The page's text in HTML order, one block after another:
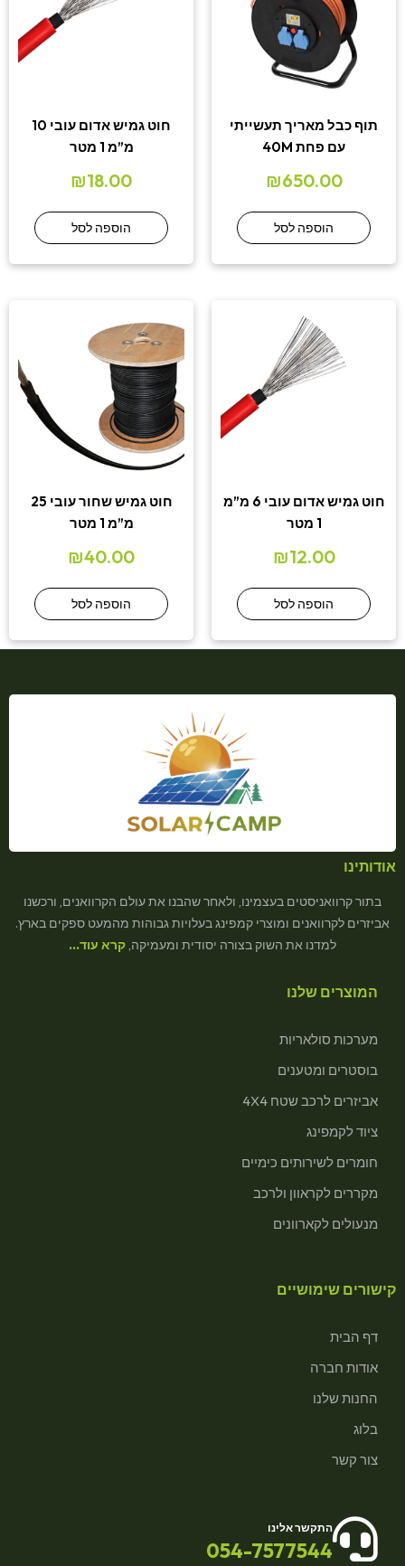
תוף כבל מאריך תעשייתי
עם פחת 40M
₪650.00
הוספה לסל
חוט גמיש אדום עובי 10
מ”מ 1 מטר
₪18.00
הוספה לסל
חוט גמיש אדום עובי 6 מ”מ
1 מטר
₪12.00
הוספה לסל
חוט גמיש שחור עובי 25
מ”מ 1 מטר
₪40.00
הוספה לסל
אודותינו
בתור קרוואניסטים בעצמינו, ולאחר שהבנו את עולם הקרוואנים, ורכשנו
אביזרים לקרוואנים ומוצרי קמפינג בעלויות גבוהות מהמעט ספקים בארץ.
למדנו את השוק בצורה יסודית ומעמיקה, קרא עוד…
המוצרים שלנו
מערכות סולאריות
בוסטרים ומטענים
אביזרים לרכב שטח 4X4
ציוד לקמפינג
חומרים לשירותים כימיים
מקררים לקראוון ולרכב
מנעולים לקארוונים
קישורים שימושיים
דף הבית
אודות חברה
החנות שלנו
בלוג
צור קשר
התקשר אלינו
054-7577544